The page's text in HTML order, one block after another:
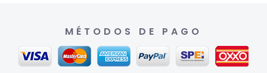
MÉTODOS DE PAGO